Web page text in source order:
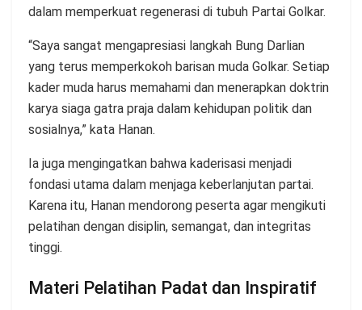
dalam memperkuat regenerasi di tubuh Partai Golkar.
“Saya sangat mengapresiasi langkah Bung Darlian
yang terus memperkokoh barisan muda Golkar. Setiap
kader muda harus memahami dan menerapkan doktrin
karya siaga gatra praja dalam kehidupan politik dan
sosialnya,” kata Hanan.
Ia juga mengingatkan bahwa kaderisasi menjadi
fondasi utama dalam menjaga keberlanjutan partai.
Karena itu, Hanan mendorong peserta agar mengikuti
pelatihan dengan disiplin, semangat, dan integritas
tinggi.
Materi Pelatihan Padat dan Inspiratif